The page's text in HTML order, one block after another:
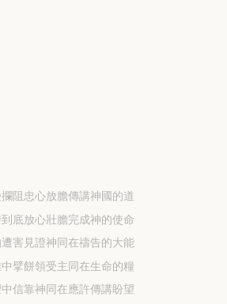
攔阻忠心放膽傳講神國的道
到底放心壯膽完成神的使命
遭害見證神同在禱告的大能
中擘餅領受主同在生命的糧
中信靠神同在應許傳講盼望